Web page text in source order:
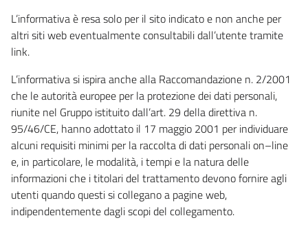
L’informativa è resa solo per il sito indicato e non anche per
altri siti web eventualmente consultabili dall’utente tramite
link.
L’informativa si ispira anche alla Raccomandazione n. 2/2001
che le autorità europee per la protezione dei dati personali,
riunite nel Gruppo istituito dall’art. 29 della direttiva n.
95/46/CE, hanno adottato il 17 maggio 2001 per individuare
alcuni requisiti minimi per la raccolta di dati personali on–line
e, in particolare, le modalità, i tempi e la natura delle
informazioni che i titolari del trattamento devono fornire agli
utenti quando questi si collegano a pagine web,
indipendentemente dagli scopi del collegamento.